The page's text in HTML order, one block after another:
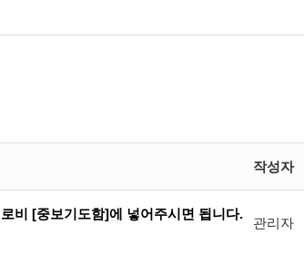
작성자
비 [중보기도함]에 넣어주시면 됩니다.
관리자